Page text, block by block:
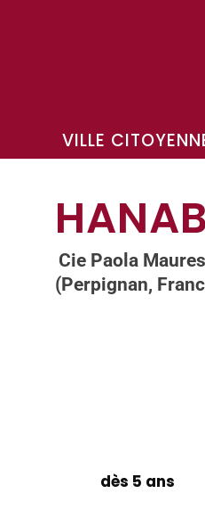
VILLE
Cie Paola
(Perpignan,
dès 5 ans